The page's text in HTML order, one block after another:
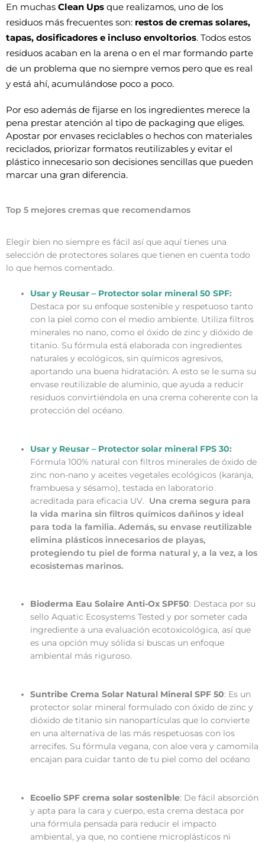
En muchas Clean Ups que realizamos, uno de los
residuos más frecuentes son: restos de cremas solares,
tapas, dosificadores e incluso envoltorios. Todos estos
residuos acaban en la arena o en el mar formando parte
de un problema que no siempre vemos pero que es real
y está ahí, acumulándose poco a poco.
Por eso además de fijarse en los ingredientes merece la
pena prestar atención al tipo de packaging que eliges.
Apostar por envases reciclables o hechos con materiales
reciclados, priorizar formatos reutilizables y evitar el
plástico innecesario son decisiones sencillas que pueden
marcar una gran diferencia.
Top 5 mejores cremas que recomendamos
Elegir bien no siempre es fácil así que aquí tienes una
selección de protectores solares que tienen en cuenta todo
lo que hemos comentado.
Usar y Reusar – Protector solar mineral 50 SPF:
Destaca por su enfoque sostenible y respetuoso tanto
con la piel como con el medio ambiente. Utiliza filtros
minerales no nano, como el óxido de zinc y dióxido de
titanio. Su fórmula está elaborada con ingredientes
naturales y ecológicos, sin químicos agresivos,
aportando una buena hidratación. A esto se le suma su
envase reutilizable de aluminio, que ayuda a reducir
residuos convirtiéndola en una crema coherente con la
protección del océano.
Usar y Reusar – Protector solar mineral FPS 30:
Fórmula 100% natural con filtros minerales de óxido de
zinc non-nano y aceites vegetales ecológicos (karanja,
frambuesa y sésamo), testada en laboratorio
acreditada para eficacia UV. Una crema segura para
la vida marina sin filtros químicos dañinos y ideal
para toda la familia. Además, su envase reutilizable
elimina plásticos innecesarios de playas,
protegiendo tu piel de forma natural y, a la vez, a los
ecosistemas marinos.
Bioderma Eau Solaire Anti-Ox SPF50: Destaca por su
sello Aquatic Ecosystems Tested y por someter cada
ingrediente a una evaluación ecotoxicológica, así que
es una opción muy sólida si buscas un enfoque
ambiental más riguroso.
Suntribe Crema Solar Natural Mineral SPF 50: Es un
protector solar mineral formulado con óxido de zinc y
dióxido de titanio sin nanopartículas que lo convierte
en una alternativa de las más respetuosas con los
arrecifes. Su fórmula vegana, con aloe vera y camomila
encajan para cuidar tanto de tu piel como del océano
Ecoelio SPF crema solar sostenible: De fácil absorción
y apta para la cara y cuerpo, esta crema destaca por
una fórmula pensada para reducir el impacto
ambiental, ya que, no contiene microplásticos ni